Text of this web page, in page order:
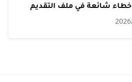
أخطاء شائعة في ملف التقديم